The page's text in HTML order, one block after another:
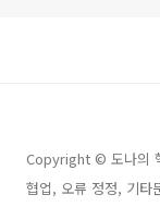
Copyright © 도나의
협업, 오류 정정, 기